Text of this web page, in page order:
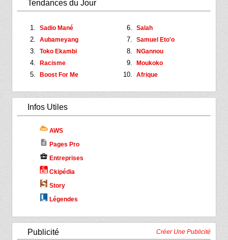
Tendances du Jour
Sadio Mané
Aubameyang
Toko Ekambi
Racisme
Boost For Me
Salah
Samuel Eto'o
NGannou
Moukoko
Afrique
Infos Utiles
AWS
description Pages Pro
business_center Entreprises
Ckipédia
Story
Légendes
Publicité Créer Une Publicité